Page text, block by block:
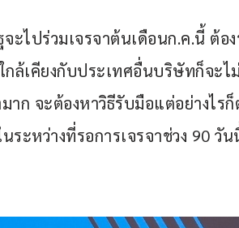
ไปร่วมเจรจาต้นเดือนก.ค.นี้ ต้อง
กล้เคียงกับประเทศอื่นบริษัทก็จะ
าก จะต้องหาวิธีรับมือแต่อย่างไร
ระหว่างที่รอการเจรจาช่วง 90 วั